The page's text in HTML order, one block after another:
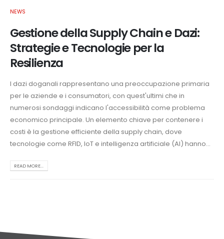
NEWS
Gestione della Supply Chain e Dazi:
Strategie e Tecnologie per la
Resilienza
I dazi doganali rappresentano una preoccupazione primaria
per le aziende e i consumatori, con quest'ultimi che in
numerosi sondaggi indicano l'accessibilità come problema
economico principale. Un elemento chiave per contenere i
costi è la gestione efficiente della supply chain, dove
tecnologie come RFID, IoT e intelligenza artificiale (AI) hanno...
READ MORE...